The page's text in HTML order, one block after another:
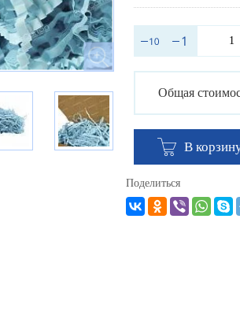
Общая
В
Поделиться